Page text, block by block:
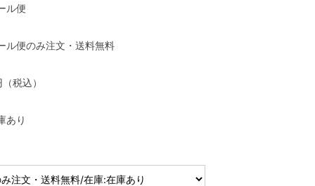
ル便
ル便のみ注文・送料無料
税込）
あり